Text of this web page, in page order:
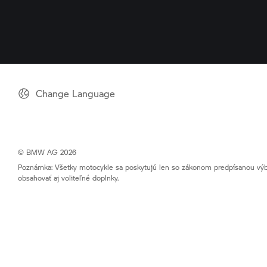
Change Language
© BMW AG 2026
Poznámka: Všetky motocykle sa poskytujú len so zákonom predpísanou
obsahovať aj voliteľné doplnky.